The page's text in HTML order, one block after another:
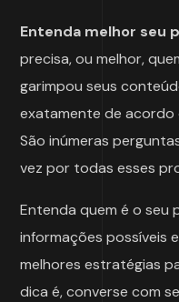
Entenda melhor seu
precisa, ou melhor,
garimpou seus
exatamente de acordo
São inúmeras
vez por todas esses
Entenda quem é o seu
informações possíveis
melhores estratégias
dica é, converse com